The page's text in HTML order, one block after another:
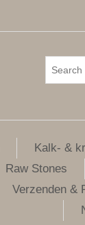
Kalk- &
Raw Stones
Verzenden &